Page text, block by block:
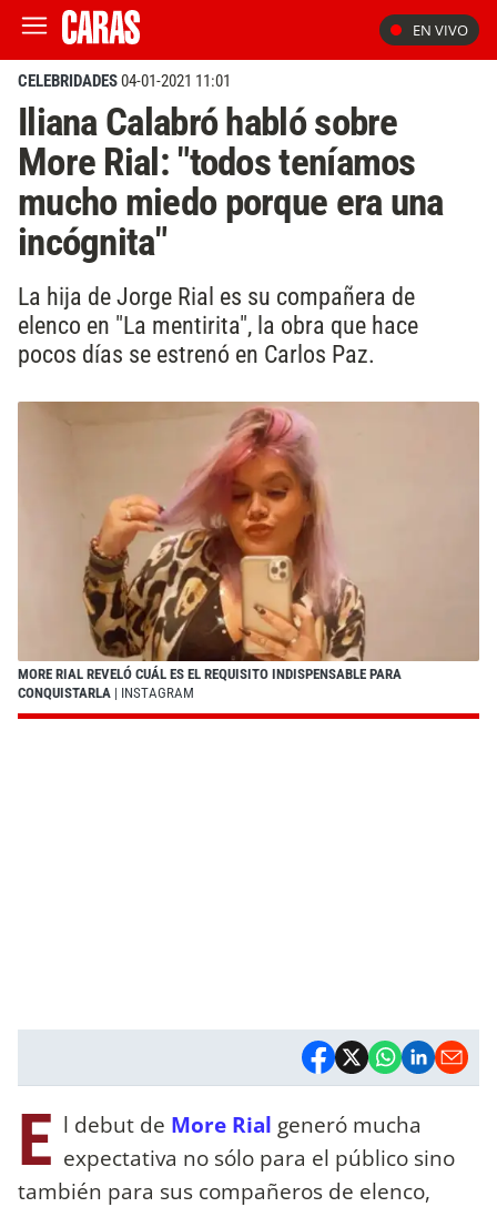
EN VIVO
CELEBRIDADES04-01-2021 11:01
Iliana Calabró habló sobre
More Rial: "todos teníamos
mucho miedo porque era una
incógnita"
La hija de Jorge Rial es su compañera de
elenco en "La mentirita", la obra que hace
pocos días se estrenó en Carlos Paz.
MORE RIAL REVELÓ CUÁL ES EL REQUISITO INDISPENSABLE PARA
CONQUISTARLA | INSTAGRAM
E l debut de More Rial generó mucha
expectativa no sólo para el público sino
también para sus compañeros de elenco,